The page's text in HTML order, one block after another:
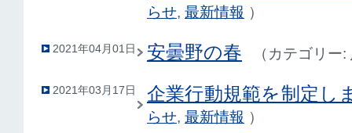
らせ, 最新情報 ）
2021年04月01日 安曇野の春 （ カテゴリー:
2021年03月17日 企業行動規範を制定し
らせ, 最新情報 ）